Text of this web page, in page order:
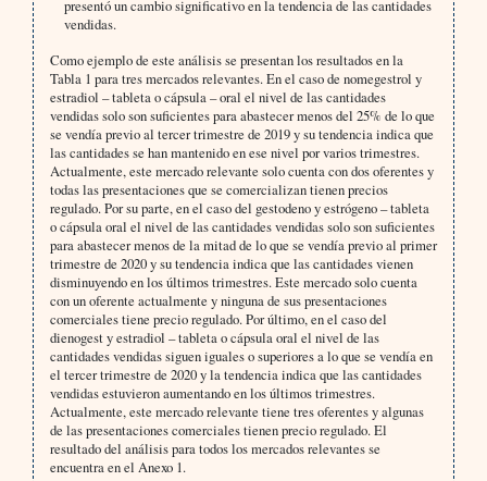
presentó un cambio significativo en la tendencia de las cantidades
vendidas.
Como ejemplo de este análisis se presentan los resultados en la
Tabla 1 para tres mercados relevantes. En el caso de nomegestrol y
estradiol – tableta o cápsula – oral el nivel de las cantidades
vendidas solo son suficientes para abastecer menos del 25% de lo que
se vendía previo al tercer trimestre de 2019 y su tendencia indica que
las cantidades se han mantenido en ese nivel por varios trimestres.
Actualmente, este mercado relevante solo cuenta con dos oferentes y
todas las presentaciones que se comercializan tienen precios
regulado. Por su parte, en el caso del gestodeno y estrógeno – tableta
o cápsula oral el nivel de las cantidades vendidas solo son suficientes
para abastecer menos de la mitad de lo que se vendía previo al primer
trimestre de 2020 y su tendencia indica que las cantidades vienen
disminuyendo en los últimos trimestres. Este mercado solo cuenta
con un oferente actualmente y ninguna de sus presentaciones
comerciales tiene precio regulado. Por último, en el caso del
dienogest y estradiol – tableta o cápsula oral el nivel de las
cantidades vendidas siguen iguales o superiores a lo que se vendía en
el tercer trimestre de 2020 y la tendencia indica que las cantidades
vendidas estuvieron aumentando en los últimos trimestres.
Actualmente, este mercado relevante tiene tres oferentes y algunas
de las presentaciones comerciales tienen precio regulado. El
resultado del análisis para todos los mercados relevantes se
encuentra en el Anexo 1.